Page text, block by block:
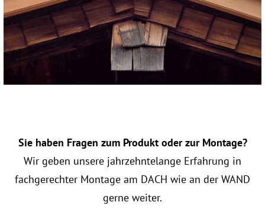
Sie haben Fragen zum Produkt oder zur Montage?
Wir geben unsere jahrzehntelange Erfahrung in
fachgerechter Montage am DACH wie an der WAND
gerne weiter.